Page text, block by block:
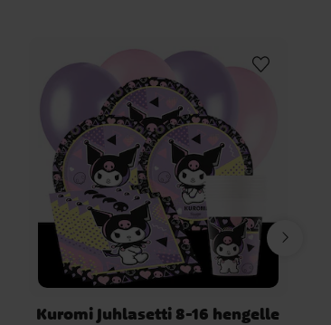
Kuromi Juhlasetti 8-16 hengelle